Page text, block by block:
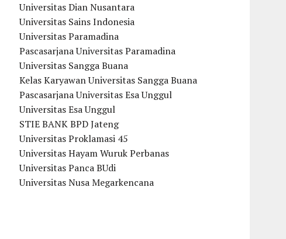
Universitas Dian Nusantara
Universitas Sains Indonesia
Universitas Paramadina
Pascasarjana Universitas Paramadina
Universitas Sangga Buana
Kelas Karyawan Universitas Sangga Buana
Pascasarjana Universitas Esa Unggul
Universitas Esa Unggul
STIE BANK BPD Jateng
Universitas Proklamasi 45
Universitas Hayam Wuruk Perbanas
Universitas Panca BUdi
Universitas Nusa Megarkencana